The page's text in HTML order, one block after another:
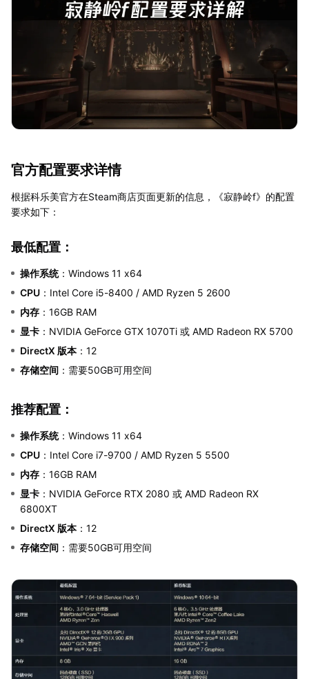
官方配置要求详情
根据科乐美官方在Steam商店页面更新的信息，《寂静岭f》的配置
要求如下：
最低配置：
操作系统：Windows 11 x64
CPU ：Intel Core i5-8400 / AMD Ryzen 5 2600
内存 ：16GB RAM
显卡 ：NVIDIA GeForce GTX 1070Ti 或 AMD Radeon RX 5700
DirectX 版本：12
存储空间 ：需要50GB可用空间
推荐配置：
操作系统：Windows 11 x64
CPU ：Intel Core i7-9700 / AMD Ryzen 5 5500
内存 ：16GB RAM
显卡 ：NVIDIA GeForce RTX 2080 或 AMD Radeon RX
6800XT
DirectX 版本：12
存储空间 ：需要50GB可用空间